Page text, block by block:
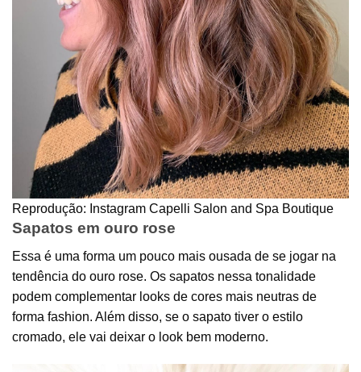
Reprodução: Instagram Capelli Salon and Spa Boutique
Sapatos em ouro rose
Essa é uma forma um pouco mais ousada de se jogar na
tendência do ouro rose. Os sapatos nessa tonalidade
podem complementar looks de cores mais neutras de
forma fashion. Além disso, se o sapato tiver o estilo
cromado, ele vai deixar o look bem moderno.